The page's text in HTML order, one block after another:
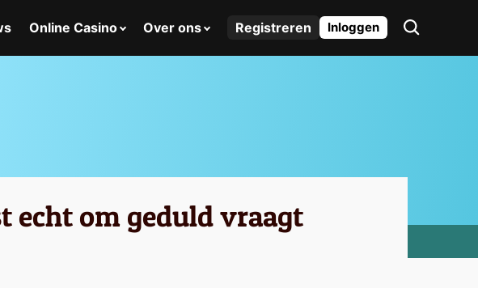
Online Casino Over ons Registreren Inloggen
echt om geduld vraagt